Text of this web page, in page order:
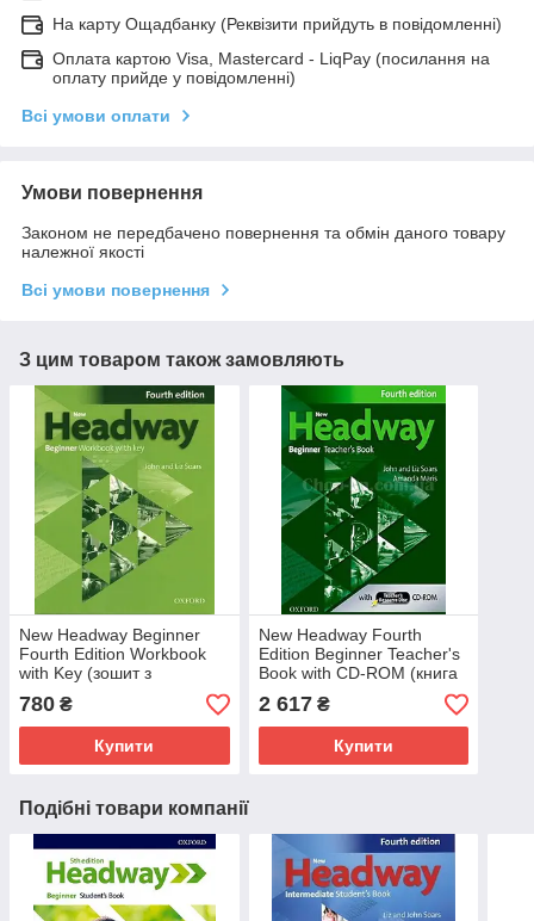
На карту Ощадбанку (Реквізити прийдуть в повідомленні)
Оплата картою Visa, Mastercard - LiqPay (посилання на
оплату прийде у повідомленні)
Всі умови оплати
Умови повернення
Законом не передбачено повернення та обмін даного товару
належної якості
Всі умови повернення
З цим товаром також замовляють
New Headway Beginner
Fourth Edition Workbook
with Key (зошит з
ключами, 4-е видання)
780 ₴
Купити
New Headway Fourth
Edition Beginner Teacher's
Book with CD-ROM (книга
для вчителя з диском)
2 617₴
Купити
Подібні товари компанії